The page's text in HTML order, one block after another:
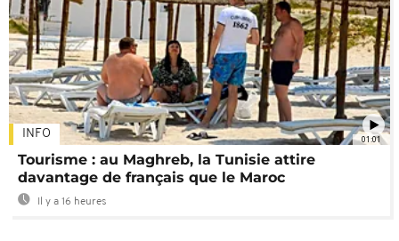
01:01
INFO
Tourisme : au Maghreb, la Tunisie attire
davantage de français que le Maroc
Il y a 16 heures